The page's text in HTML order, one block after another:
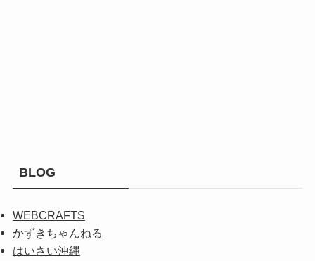
BLOG
WEBCRAFTS
かずきちゃんねる
はいさい沖縄